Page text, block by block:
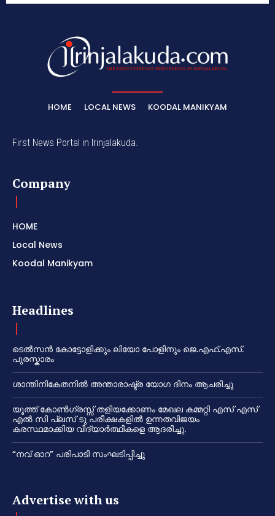
HOME LOCAL NEWS KOODAL MANIKYAM
First News Portal in Irinjalakuda.
Company
HOME
Local News
Koodal Manikyam
Headlines
ടെൽസൻ കോട്ടോളിക്കും ലിയോ പോളിനും ജെ.എഫ്.എസ്.
പുരസ്കാരം
ശാന്തിനികേതനിൽ അന്താരാഷ്ട്ര യോഗ ദിനം ആചരിച്ചു
യൂത്ത് കോൺഗ്രസ്സ് തളിയക്കോണം മേഖല കമ്മറ്റി എസ് എസ്
എൽ സി പ്ലസ് ടു പരീക്ഷകളിൽ ഉന്നതവിജയം
കരസ്ഥമാക്കിയ വിദ്യാർത്ഥികളെ ആദരിച്ചു.
“നവ് ഓറ” പരിപാടി സംഘടിപ്പിച്ചു
Advertise with us